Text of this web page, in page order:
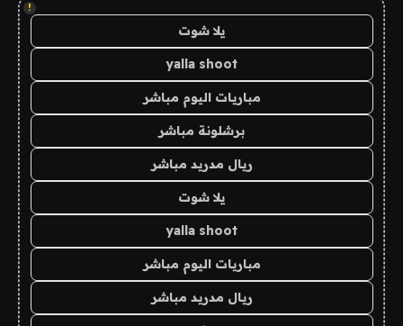
!
يلا شوت
yalla shoot
مباريات اليوم مباشر
برشلونة مباشر
ريال مدريد مباشر
يلا شوت
yalla shoot
مباريات اليوم مباشر
ريال مدريد مباشر